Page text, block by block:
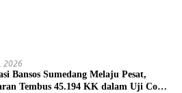
2026
Bansos Sumedang Melaju Pesat,
Tembus 45.194 KK dalam Uji Coba